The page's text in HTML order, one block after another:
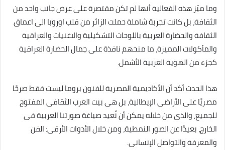
وما ميّز هذه الفعالية أنها لم تكن مقتصرة على عرض جانب واحد من
الثقافة، بل كانت تجربة شاملة حملت الزائر من قلب اوروبا الى اعماق
الثقافة والحضارة العربية باللوحات التشكيلية والاغنيات والعراقية
والمأكولات المميزة، ما منحهم نافذة على جمال الحضارة العراقية
كجزء من الهوية العربية الأشمل.
هذا الحدث أكد أن الأكاديمية المصرية للفنون بروما ليست فقط صرحًا
مصريًا على الأراضى الإيطالية، بل هى بيت العرب الثقافى المفتوح
للجميع، والذى من خلاله يمكن أن نُعيد صياغة صورتنا العربية فى
الخارج، بعيدًا عن الصور النمطية، ومن خلال الأدوات الأرقى: الفن
والمعرفة والتواصل الإنسانى.